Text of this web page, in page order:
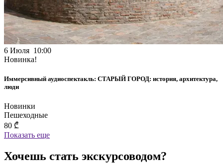
6 Июля 10:00
Новинка!
Иммерсивный аудиоспектакль: СТАРЫЙ ГОРОД: история, архитектура,
люди
Новинки
Пешеходные
80 ₾
Показать еще
Хочешь стать экскурсоводом?